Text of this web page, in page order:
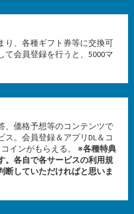
り、各種ギフト券等に交換可
会員登録を行うと、5000マ
、価格予想等のコンテンツで
。会員登録＆アプリDL＆コ
インがもらえる。 ※各種特典
。各自で各サービスの利用規
断していただければと思いま